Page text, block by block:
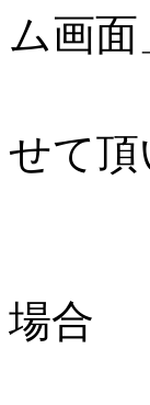
ム画
控
せて
・
場合
→ゲ